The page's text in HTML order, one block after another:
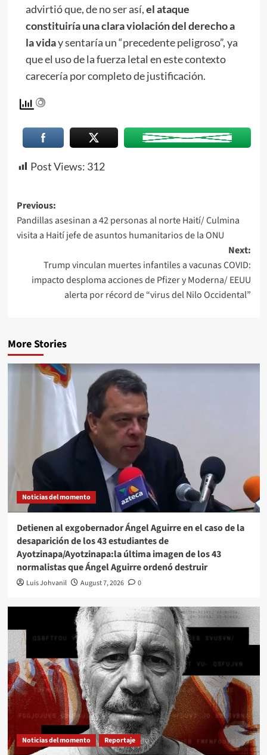
advirtió que, de no ser así,el ataque
constituiría una clara violación del derecho a
la viday sentaría un “precedente peligroso”, ya
que el uso de la fuerza letal en este contexto
carecería por completo de justificación.
Post Views: 312
Previous:
Pandillas asesinan a 42 personas al norte Haití/ Culmina
visita a Haití jefe de asuntos humanitarios de la ONU
Next:
Trump vinculan muertes infantiles a vacunas COVID:
impacto desploma acciones de Pfizer y Moderna/ EEUU
alerta por récord de “virus del Nilo Occidental”
More Stories
Noticias del momento
Detienen al exgobernador Ángel Aguirre en el caso de la
desaparición de los 43 estudiantes de
Ayotzinapa/Ayotzinapa:la última imagen de los 43
normalistas que Ángel Aguirre ordenó destruir
Luis Johvanil August 7, 2026 0
Noticias del momento Reportaje